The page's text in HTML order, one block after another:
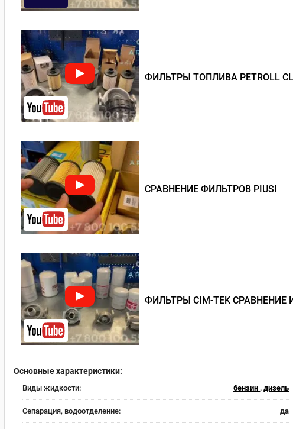
ФИЛЬТРЫ ТОПЛИВА PETROLL
СРАВНЕНИЕ ФИЛЬТРОВ PIUSI
ФИЛЬТРЫ CIM-TEK СРАВНЕНИЕ
Основные характеристики:
Виды жидкости: бензин , дизель
Сепарация, водоотделение: да